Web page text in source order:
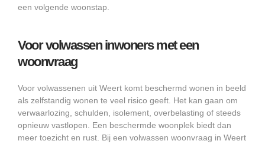
een volgende woonstap.
Voor volwassen inwoners met een
woonvraag
Voor volwassenen uit Weert komt beschermd wonen in beeld
als zelfstandig wonen te veel risico geeft. Het kan gaan om
verwaarlozing, schulden, isolement, overbelasting of steeds
opnieuw vastlopen. Een beschermde woonplek biedt dan
meer toezicht en rust. Bij een volwassen woonvraag in Weert